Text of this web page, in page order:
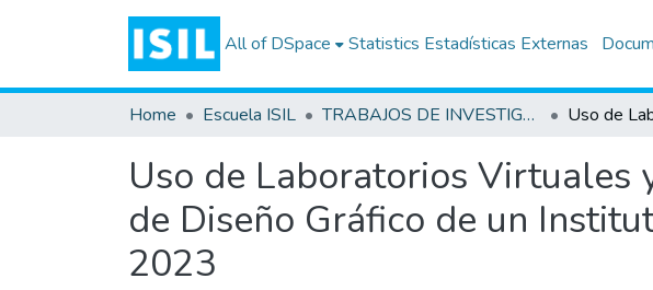
All of DSpace Statistics Estadísticas Externas
Home Escuela ISIL TRABAJOS DE INVESTIGACIÓN
Uso de Laboratorios Virtuales
de Diseño Gráfico de un
2023